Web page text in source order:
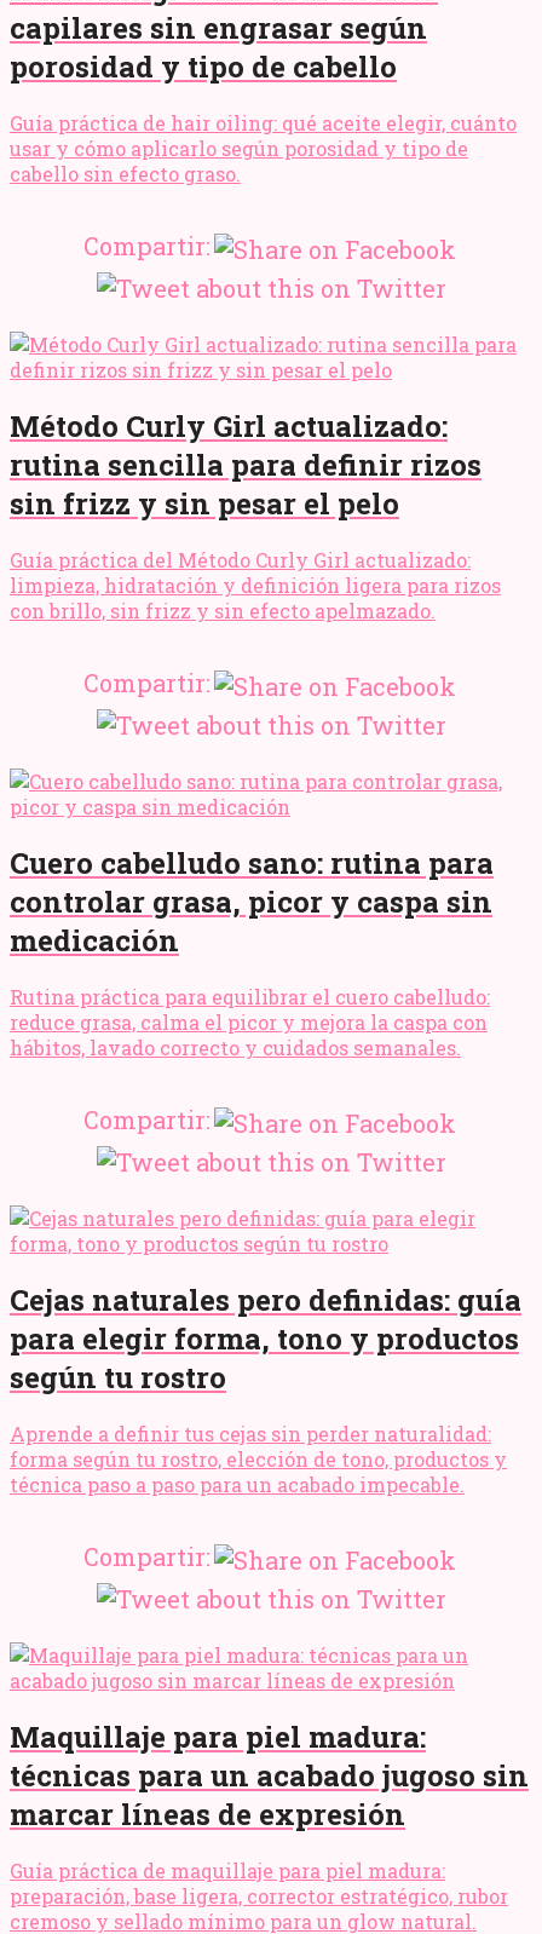
capilares sin engrasar según
porosidad y tipo de cabello
Guía práctica de hair oiling: qué aceite elegir, cuánto
usar y cómo aplicarlo según porosidad y tipo de
cabello sin efecto graso.
Compartir:
Método Curly Girl actualizado:
rutina sencilla para definir rizos
sin frizz y sin pesar el pelo
Guía práctica del Método Curly Girl actualizado:
limpieza, hidratación y definición ligera para rizos
con brillo, sin frizz y sin efecto apelmazado.
Compartir:
Cuero cabelludo sano: rutina para
controlar grasa, picor y caspa sin
medicación
Rutina práctica para equilibrar el cuero cabelludo:
reduce grasa, calma el picor y mejora la caspa con
hábitos, lavado correcto y cuidados semanales.
Compartir:
Cejas naturales pero definidas: guía
para elegir forma, tono y productos
según tu rostro
Aprende a definir tus cejas sin perder naturalidad:
forma según tu rostro, elección de tono, productos y
técnica paso a paso para un acabado impecable.
Compartir:
Maquillaje para piel madura:
técnicas para un acabado jugoso sin
marcar líneas de expresión
Guía práctica de maquillaje para piel madura:
preparación, base ligera, corrector estratégico, rubor
cremoso y sellado mínimo para un glow natural.